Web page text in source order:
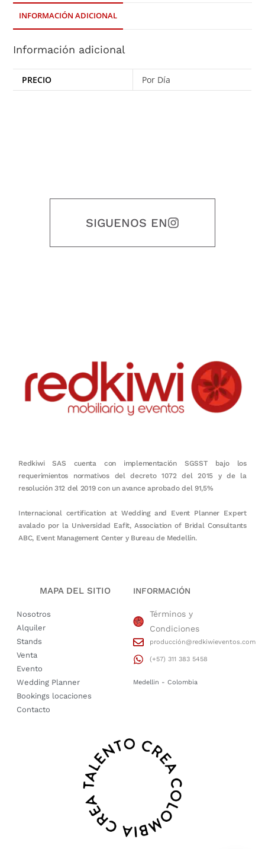
INFORMACIÓN ADICIONAL
Información adicional
PRECIO Por Día
SIGUENOS EN
Redkiwi SAS cuenta con implementación SGSST bajo los
requerimientos normativos del decreto 1072 del 2015 y de la
resolución 312 del 2019 con un avance aprobado del 91,5%
Internacional certification at Wedding and Event Planner Expert
avalado por la Universidad Eafit, Association of Bridal Consultants
ABC, Event Management Center y Bureau de Medellín.
MAPA DEL SITIO
Nosotros
Alquiler
Stands
Venta
Evento
Wedding Planner
Bookings locaciones
Contacto
INFORMACIÓN
Términos y
Condiciones
producción@redkiwieventos.com
(+57) 311 383 5458
Medellin - Colombia